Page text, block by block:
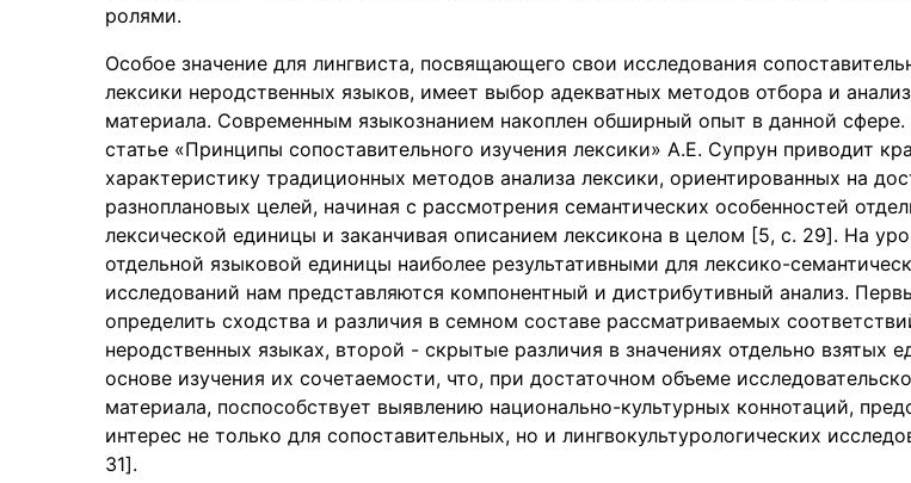
ролями.
Особое значение для лингвиста, посвящающего свои исследования
лексики неродственных языков, имеет выбор адекватных методов отбора и
материала. Современным языкознанием накоплен обширный опыт в данной сфере.
статье «Принципы сопоставительного изучения лексики» А.Е. Супрун приводит
характеристику традиционных методов анализа лексики, ориентированных на
разноплановых целей, начиная с рассмотрения семантических особенностей
лексической единицы и заканчивая описанием лексикона в целом [5, c. 29]. На
отдельной языковой единицы наиболее результативными для лексико-
исследований нам представляются компонентный и дистрибутивный анализ.
определить сходства и различия в семном составе рассматриваемых
неродственных языках, второй - скрытые различия в значениях отдельно взятых
основе изучения их сочетаемости, что, при достаточном объеме
материала, поспособствует выявлению национально-культурных коннотаций,
интерес не только для сопоставительных, но и лингвокультурологических
31].